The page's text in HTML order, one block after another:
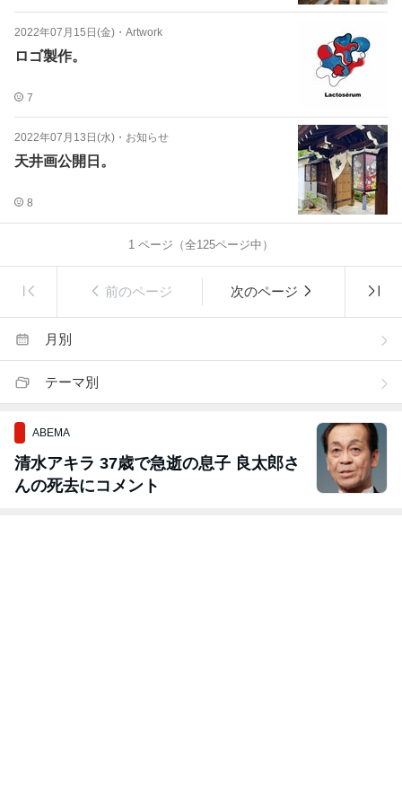
2022年07月15日(金) ・ Artwork
ロゴ製作。
7
2022年07月13日(水) ・ お知らせ
天井画公開日。
8
1 ページ（全125ページ中）
前のページ 次のページ
月別
テーマ別
ABEMA
清水アキラ 37歳で急逝の息子 良太郎さ
んの死去にコメント